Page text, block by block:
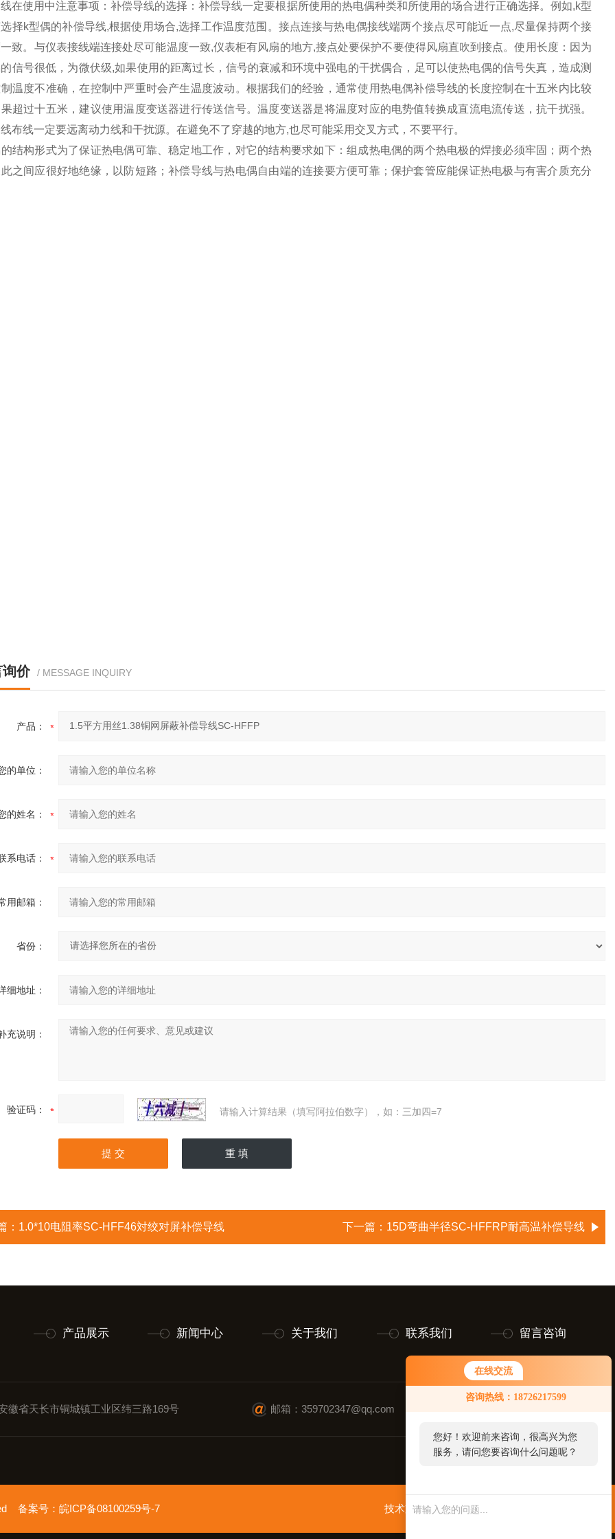
在线交流
咨询热线：18726217599
您好！欢迎前来咨询，很高兴为您
服务，请问您要咨询什么问题呢？
在使用中注意事项：补偿导线的选择：补偿导线一定要根据所使用的热电偶种类和所使用的场合进行正确选择。例如,k型
择k型偶的补偿导线,根据使用场合,选择工作温度范围。接点连接与热电偶接线端两个接点尽可能近一点,尽量保持两个接
致。与仪表接线端连接处尽可能温度一致,仪表柜有风扇的地方,接点处要保护不要使得风扇直吹到接点。使用长度：因为
信号很低，为微伏级,如果使用的距离过长，信号的衰减和环境中强电的干扰偶合，足可以使热电偶的信号失真，造成测
温度不准确，在控制中严重时会产生温度波动。根据我们的经验，通常使用热电偶补偿导线的长度控制在十五米内比较
超过十五米，建议使用温度变送器进行传送信号。温度变送器是将温度对应的电势值转换成直流电流传送，抗干扰强。
布线一定要远离动力线和干扰源。在避免不了穿越的地方,也尽可能采用交叉方式，不要平行。
结构形式为了保证热电偶可靠、稳定地工作，对它的结构要求如下：组成热电偶的两个热电极的焊接必须牢固；两个热
之间应很好地绝缘，以防短路；补偿导线与热电偶自由端的连接要方便可靠；保护套管应能保证热电极与有害介质充分
价 / MESSAGE INQUIRY
产品：
的单位：
的姓名：
系电话：
用邮箱：
省份：
细地址：
充说明：
验证码： 请输入计算结果（填写阿拉伯数字），如：三加四=7
： 1.0*10电阻率SC-HFF46対绞对屏补偿导线 下一篇： 15D弯曲半径SC-HFFRP耐高温补偿导线
产品展示 新闻中心 关于我们 联系我们 留言咨询
徽省天长市铜城镇工业区纬三路169号 邮箱：359702347@qq.com
备案号： 皖ICP备08100259号-7 技术支持：智慧城市网